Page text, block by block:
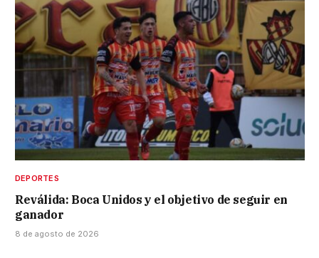
DEPORTES
Reválida: Boca Unidos y el objetivo de seguir en
ganador
8 de agosto de 2026